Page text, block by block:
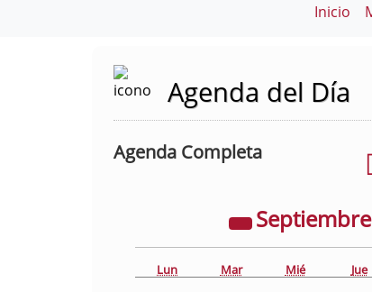
Inicio
Agenda del Día
Agenda Completa
Septiembre
Lun Mar Mié Jue